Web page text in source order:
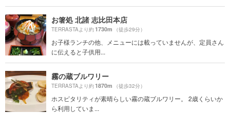
お箸処 北諸 志比田本店
TERRASTAより約1730m （徒歩29分）
お子様ランチの他、メニューには載っていませんが、定員さん
に伝えると子供用...
霧の蔵ブルワリー
TERRASTAより約1870m （徒歩32分）
ホスピタリティが素晴らしい霧の蔵ブルワリー。 2歳くらいか
ら利用していま...